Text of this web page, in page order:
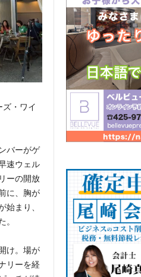
・ワイ
バーがゲ
速ウェル
ーの開放
に、胸が
始まり、
。
け。場が
リーを経